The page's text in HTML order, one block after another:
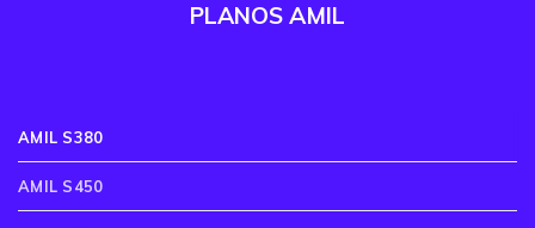
PLANOS AMIL
AMIL S380
AMIL S450